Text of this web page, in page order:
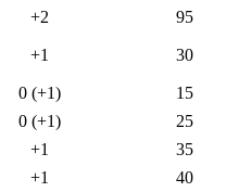
+2
95
+1 30
0 (+1)
15
0 (+1)
25
+1
35
+1
40